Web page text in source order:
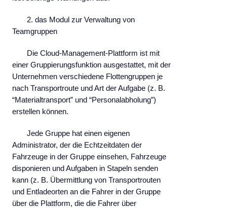
2. das Modul zur Verwaltung von
Teamgruppen
Die Cloud-Management-Plattform ist mit
einer Gruppierungsfunktion ausgestattet, mit der
Unternehmen verschiedene Flottengruppen je
nach Transportroute und Art der Aufgabe (z. B.
“Materialtransport” und “Personalabholung”)
erstellen können.
Jede Gruppe hat einen eigenen
Administrator, der die Echtzeitdaten der
Fahrzeuge in der Gruppe einsehen, Fahrzeuge
disponieren und Aufgaben in Stapeln senden
kann (z. B. Übermittlung von Transportrouten
und Entladeorten an die Fahrer in der Gruppe
über die Plattform, die die Fahrer über